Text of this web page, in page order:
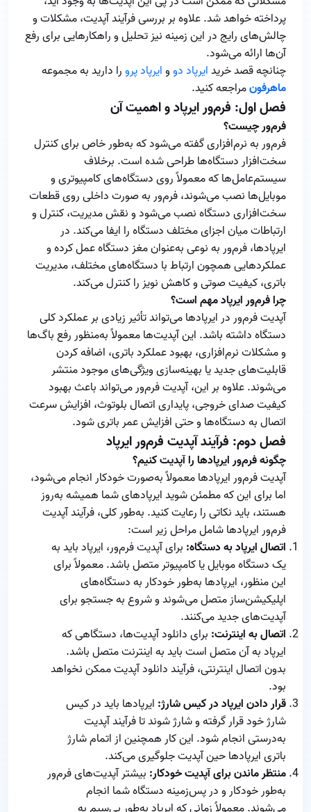
پرداخته خواهد شد. علاوه بر بررسی فرآیند آپدیت، مشکلات و
چالش‌های رایج در این زمینه نیز تحلیل و راهکارهایی برای رفع
آن‌ها ارائه می‌شود.
چنانچه قصد خریدایرپاد دووایرپاد پرورا دارید به مجموعه
ماهرفونمراجعه کنید.
فصل اول: فرم‌ور ایرپاد و اهمیت آن
فرم‌ور چیست؟
فرم‌ور به نرم‌افزاری گفته می‌شود که به‌طور خاص برای کنترل
سخت‌افزار دستگاه‌ها طراحی شده است. برخلاف
سیستم‌عامل‌ها که معمولاً روی دستگاه‌های کامپیوتری و
موبایل‌ها نصب می‌شوند، فرم‌ور به صورت داخلی روی قطعات
سخت‌افزاری دستگاه نصب می‌شود و نقش مدیریت، کنترل و
ارتباطات میان اجزای مختلف دستگاه را ایفا می‌کند. در
ایرپادها، فرم‌ور به نوعی به‌عنوان مغز دستگاه عمل کرده و
عملکردهایی همچون ارتباط با دستگاه‌های مختلف، مدیریت
باتری، کیفیت صوتی و کاهش نویز را کنترل می‌کند.
چرا فرم‌ور ایرپاد مهم است؟
آپدیت فرم‌ور در ایرپادها می‌تواند تأثیر زیادی بر عملکرد کلی
دستگاه داشته باشد. این آپدیت‌ها معمولاً به‌منظور رفع باگ‌ها
و مشکلات نرم‌افزاری، بهبود عملکرد باتری، اضافه کردن
قابلیت‌های جدید یا بهینه‌سازی ویژگی‌های موجود منتشر
می‌شوند. علاوه بر این، آپدیت فرم‌ور می‌تواند باعث بهبود
کیفیت صدای خروجی، پایداری اتصال بلوتوث، افزایش سرعت
اتصال به دستگاه‌ها و حتی افزایش عمر باتری شود.
فصل دوم: فرآیند آپدیت فرم‌ور ایرپاد
چگونه فرم‌ور ایرپادها را آپدیت کنیم؟
آپدیت فرم‌ور ایرپادها معمولاً به‌صورت خودکار انجام می‌شود،
اما برای این که مطمئن شوید ایرپادهای شما همیشه به‌روز
هستند، باید نکاتی را رعایت کنید. به‌طور کلی، فرآیند آپدیت
فرم‌ور ایرپادها شامل مراحل زیر است:
اتصال ایرپاد به دستگاه: برای آپدیت فرم‌ور، ایرپاد باید به
یک دستگاه موبایل یا کامپیوتر متصل باشد. معمولاً برای
این منظور، ایرپادها به‌طور خودکار به دستگاه‌های
اپلیکیشن‌ساز متصل می‌شوند و شروع به جستجو برای
آپدیت‌های جدید می‌کنند.
اتصال به اینترنت: برای دانلود آپدیت‌ها، دستگاهی که
ایرپاد به آن متصل است باید به اینترنت متصل باشد.
بدون اتصال اینترنتی، فرآیند دانلود آپدیت ممکن نخواهد
بود.
قرار دادن ایرپاد در کیس شارژ: ایرپادها باید در کیس
شارژ خود قرار گرفته و شارژ شوند تا فرآیند آپدیت
به‌درستی انجام شود. این کار همچنین از اتمام شارژ
باتری ایرپادها حین آپدیت جلوگیری می‌کند.
منتظر ماندن برای آپدیت خودکار: بیشتر آپدیت‌های فرم‌ور
به‌طور خودکار و در پس‌زمینه دستگاه شما انجام
می‌شوند. معمولاً زمانی که ایرپاد به‌طور بی‌سیم به